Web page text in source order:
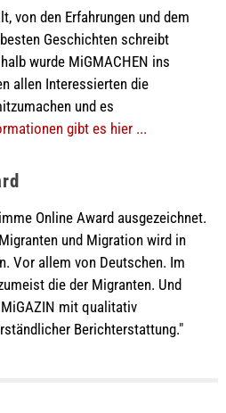
von den Erfahrungen und dem
Geschichten schreibt
wurde MiGMACHEN ins
allen Interessierten die
und es
gibt es hier ...
Online Award ausgezeichnet.
und Migration wird in
Vor allem von Deutschen. Im
die der Migranten. Und
mit qualitativ
Berichterstattung."